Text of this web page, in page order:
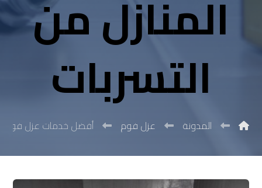
المنازل من
التسربات
المدونة عزل فوم أفضل خدمات عزل فوم في